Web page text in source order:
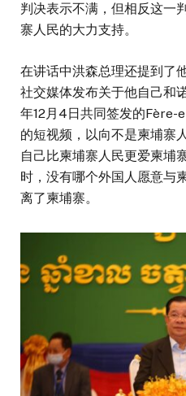
判决表示不满，但相反这一
寨人民的大力支持。
在讲话中洪森总理还提到了
社交媒体发布关于他自己和
年12月4日共同签发的Fère-
的短视频，以向不是柬埔寨
自己比柬埔寨人民更爱柬埔
时，没有哪个外国人愿意与
离了柬埔寨。